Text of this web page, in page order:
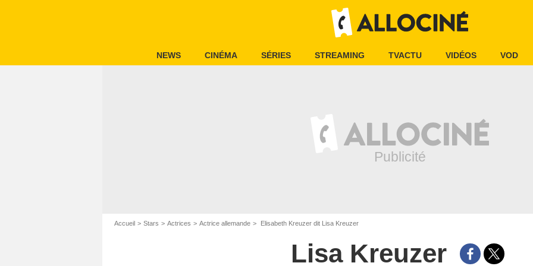
NEWS CINÉMA SÉRIES STREAMING TVACTU VIDÉOS VOD
Accueil Stars Actrices Actrice allemande Elisabeth Kreuzer dit Lisa Kreuzer
Lisa Kreuzer